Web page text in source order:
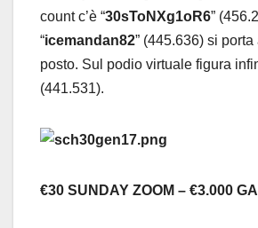
count c’è “30sToNXg1oR6”
“icemandan82” (445.636) si
posto. Sul podio virtuale figura
(441.531).
€30 SUNDAY ZOOM – €3.000